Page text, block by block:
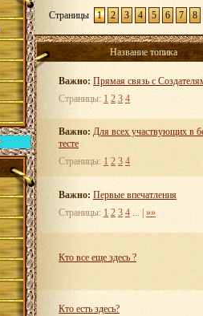
Страницы 1 2 3 4 5 6 7 8
Название топика
Важно: Прямая связь с
Страницы: 1 2 3 4
Важно: Для всех участвующих в
тесте
Страницы: 1 2 3 4
Важно: Первые впечатления
Страницы: 1 2 3 4 ... | »»
Кто все еще здесь ?
Кто есть здесь?